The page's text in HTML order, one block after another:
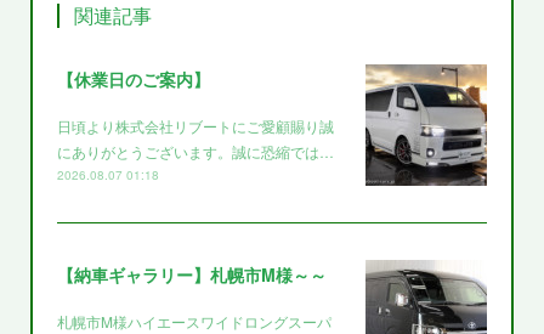
関連記事
【休業日のご案内】
日頃より株式会社リブートにご愛顧賜り誠
にありがとうございます。誠に恐縮では…
2026.08.07 01:18
【納車ギャラリー】札幌市M様～～
札幌市M様ハイエースワイドロングスーパ